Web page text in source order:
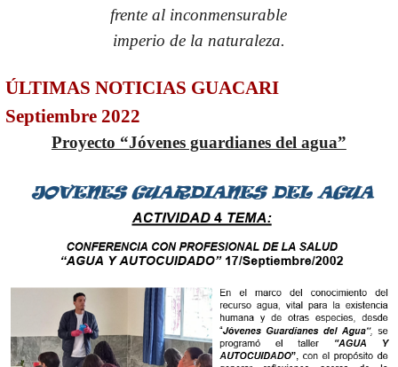
frente al inconmensurable
imperio de la naturaleza.
ÚLTIMAS NOTICIAS GUACARI
Septiembre 2022
Proyecto “Jóvenes guardianes del agua”